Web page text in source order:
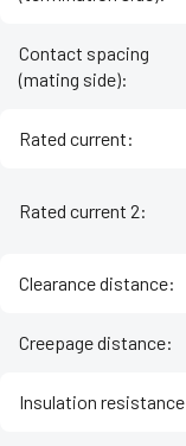
Contact spacing
(mating side):
Rated current:
Rated current 2:
Clearance distance:
Creepage distance:
Insulation resistance